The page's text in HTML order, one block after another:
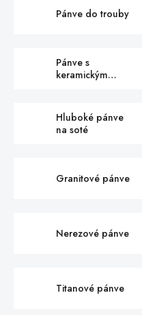
Pánve do trouby
Pánve s
keramickým
Hluboké pánve
na soté
Granitové pánve
Nerezové pánve
Titanové pánve